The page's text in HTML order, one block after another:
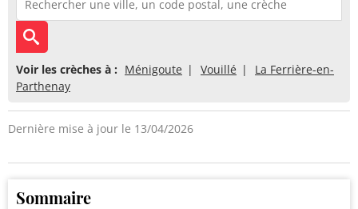
Voir les crèches à : Ménigoute Vouillé
La Ferrière-en-
Parthenay
Dernière mise à jour le 13/04/2026
Sommaire